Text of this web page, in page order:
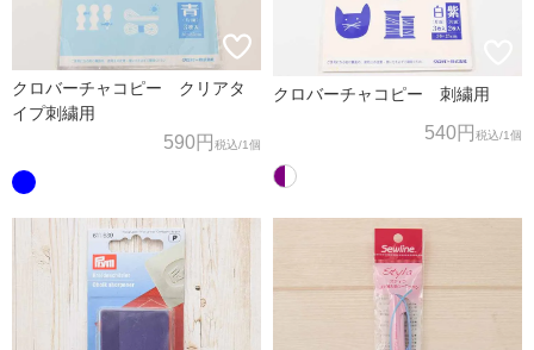
クロバーチャコピー クリアタ
イプ刺繍用
590円 税込/1個
クロバーチャコピー 刺繍用
540円 税込/1個